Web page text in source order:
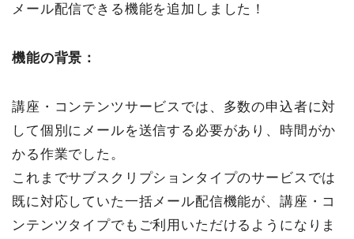
メール配信できる機能を追加しました！
機能の背景：
講座・コンテンツサービスでは、多数の申込者に対
して個別にメールを送信する必要があり、時間がか
かる作業でした。
これまでサブスクリプションタイプのサービスでは
既に対応していた一括メール配信機能が、講座・コ
ンテンツタイプでもご利用いただけるようになりま